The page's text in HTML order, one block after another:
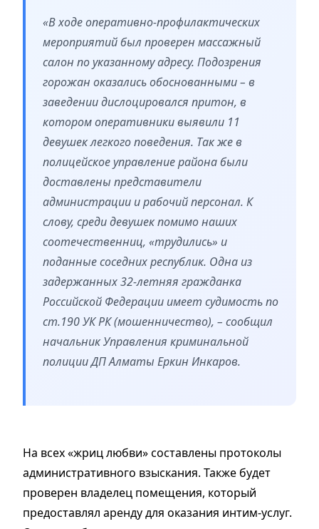
«В ходе оперативно-профилактических
мероприятий был проверен массажный
салон по указанному адресу. Подозрения
горожан оказались обоснованными – в
заведении дислоцировался притон, в
котором оперативники выявили 11
девушек легкого поведения. Так же в
полицейское управление района были
доставлены представители
администрации и рабочий персонал. К
слову, среди девушек помимо наших
соотечественниц, «трудились» и
поданные соседних республик. Одна из
задержанных 32-летняя гражданка
Российской Федерации имеет судимость по
ст.190 УК РК (мошенничество), – сообщил
начальник Управления криминальной
полиции ДП Алматы Еркин Инкаров.
На всех «жриц любви» составлены протоколы
административного взыскания. Также будет
проверен владелец помещения, который
предоставлял аренду для оказания интим-услуг.